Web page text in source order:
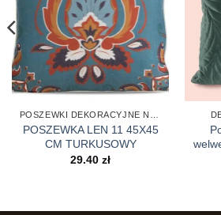
POSZEWKA LEN 11 45X45
CM TURKUSOWY
29.40 zł